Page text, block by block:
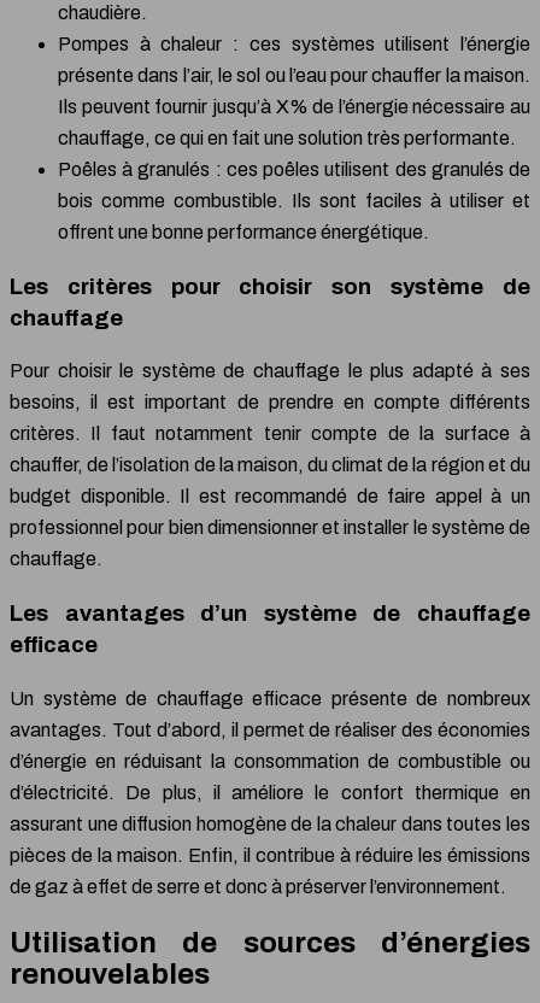
chaudière.
Pompes à chaleur : ces systèmes utilisent l’énergie
présente dans l’air, le sol ou l’eau pour chauffer la maison.
Ils peuvent fournir jusqu’à X% de l’énergie nécessaire au
chauffage, ce qui en fait une solution très performante.
Poêles à granulés : ces poêles utilisent des granulés de
bois comme combustible. Ils sont faciles à utiliser et
offrent une bonne performance énergétique.
Les critères pour choisir son système de
chauffage
Pour choisir le système de chauffage le plus adapté à ses
besoins, il est important de prendre en compte différents
critères. Il faut notamment tenir compte de la surface à
chauffer, de l’isolation de la maison, du climat de la région et du
budget disponible. Il est recommandé de faire appel à un
professionnel pour bien dimensionner et installer le système de
chauffage.
Les avantages d’un système de chauffage
efficace
Un système de chauffage efficace présente de nombreux
avantages. Tout d’abord, il permet de réaliser des économies
d’énergie en réduisant la consommation de combustible ou
d’électricité. De plus, il améliore le confort thermique en
assurant une diffusion homogène de la chaleur dans toutes les
pièces de la maison. Enfin, il contribue à réduire les émissions
de gaz à effet de serre et donc à préserver l’environnement.
Utilisation de sources d’énergies
renouvelables